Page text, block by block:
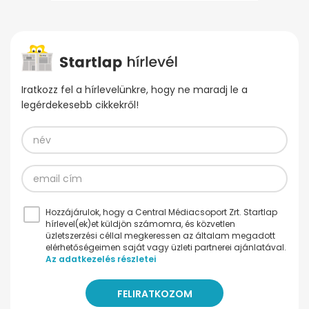
Iratkozz fel a hírlevelünkre, hogy ne maradj le a
legérdekesebb cikkekről!
Hozzájárulok, hogy a Central Médiacsoport Zrt. Startlap
hírlevel(ek)et küldjön számomra, és közvetlen
üzletszerzési céllal megkeressen az általam megadott
elérhetőségeimen saját vagy üzleti partnerei ajánlatával.
Az adatkezelés részletei